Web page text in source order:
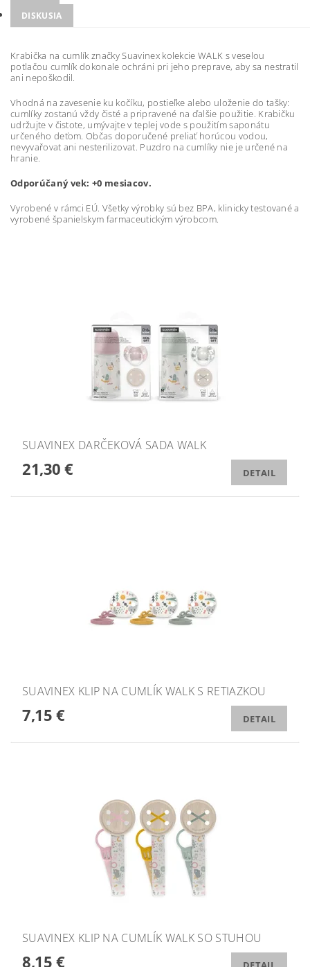
DISKUSIA
Krabička na cumlík značky Suavinex kolekcie WALK s veselou
potlačou cumlík dokonale ochráni pri jeho preprave, aby sa nestratil
ani nepoškodil.
Vhodná na zavesenie ku kočíku, postieľke alebo uloženie do tašky:
cumlíky zostanú vždy čisté a pripravené na ďalšie použitie. Krabičku
udržujte v čistote, umývajte v teplej vode s použitím saponátu
určeného deťom. Občas doporučené preliať horúcou vodou,
nevyvařovat ani nesterilizovat. Puzdro na cumlíky nie je určené na
hranie.
Odporúčaný vek: +0 mesiacov.
Vyrobené v rámci EÚ. Všetky výrobky sú bez BPA, klinicky testované a
vyrobené španielskym farmaceutickým výrobcom.
SUAVINEX DARČEKOVÁ SADA WALK
21,30 € DETAIL
SUAVINEX KLIP NA CUMLÍK WALK S RETIAZKOU
7,15 € DETAIL
SUAVINEX KLIP NA CUMLÍK WALK SO STUHOU
8,15 €